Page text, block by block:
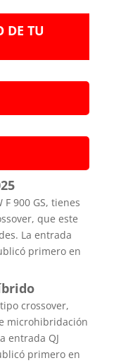
DE TU
900 GS, tienes
que este
La entrada
primero en
crossover,
microhibridación
entrada QJ
primero en